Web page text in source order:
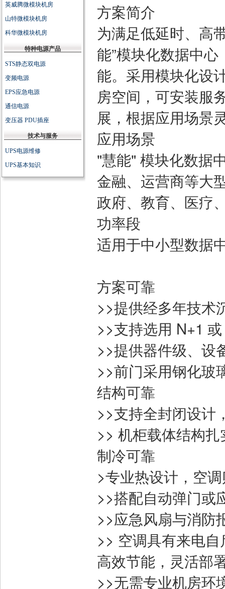
方案简介
为满足低延时、高
能”模块化数据中
能。采用模块化设
房空间，可安装服
展，根据应用场景
应用场景
"慧能" 模块化数据
金融、运营商等大
政府、教育、医疗
功率段
适用于中小型数据
方案可靠
>>提供经多年技术
>>支持选用 N+1
>>提供器件级、设
>>前门采用钢化玻
结构可靠
>>支持全封闭设计
>> 机柜载体结构
制冷可靠
>专业热设计，空
>>搭配自动弹门或
>>应急风扇与消防
>> 空调具有来电
高效节能，灵活部
>>无需专业机房环